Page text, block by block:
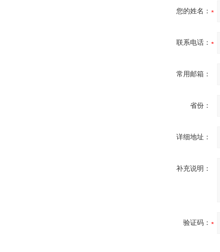
您的姓名：
联系电话：
常用邮箱：
省份：
详细地址：
补充说明：
验证码：